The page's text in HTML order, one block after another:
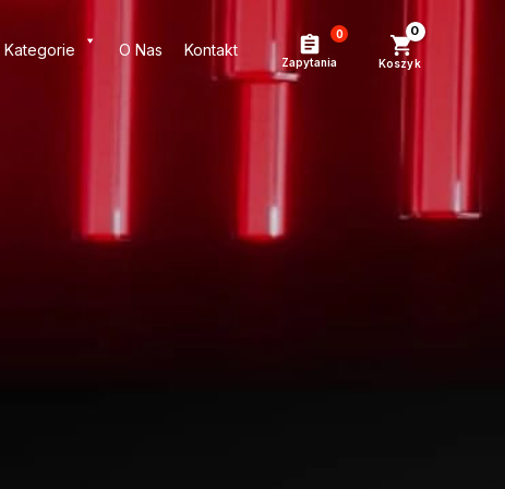
Kategorie O Nas Kontakt
0